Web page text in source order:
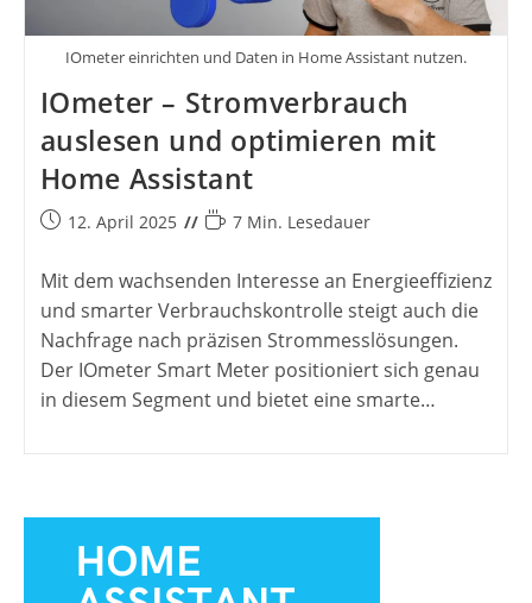
IOmeter einrichten und Daten in Home Assistant nutzen.
IOmeter – Stromverbrauch
auslesen und optimieren mit
Home Assistant
Beitrag12. April 2025 Lesedauer:
7 Min. Lesedauer
Mit dem wachsenden Interesse an Energieeffizienz
und smarter Verbrauchskontrolle steigt auch die
Nachfrage nach präzisen Strommesslösungen.
Der IOmeter Smart Meter positioniert sich genau
in diesem Segment und bietet eine smarte…